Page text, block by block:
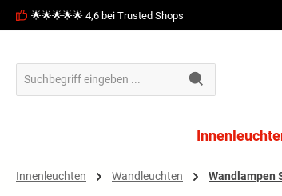
Zur Hauptnavigation springen
🌟🌟🌟🌟🌟 4,6 bei Trusted Shops
Innenleuchten Wandleuchten Wandlampen